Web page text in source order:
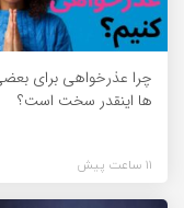
چرا عذرخواهی برای
ها اینقدر سخت است؟
11 ساعت پیش